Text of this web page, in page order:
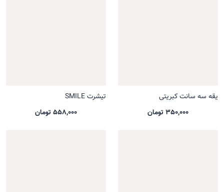
یقه سه سانت کبریتی
350,000 تومان
تیشرت SMILE
558,000 تومان